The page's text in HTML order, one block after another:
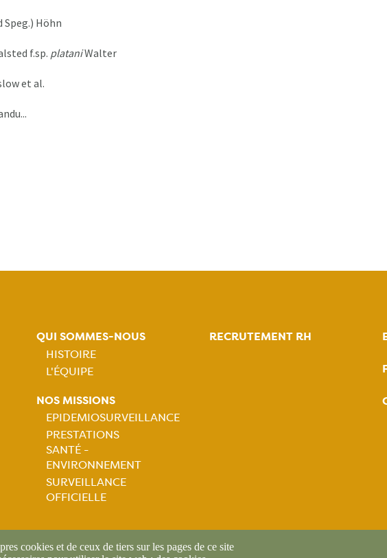
Speg.) Höhn
f.sp. plataniWalter
et al.
cookies et de ceux de tiers sur les pages de ce site
QUI SOMMES-NOUS
Navigation
principale
HISTOIRE
L'ÉQUIPE
NOS MISSIONS
Navigation
principale
EPIDEMIOSURVEILLANCE
PRESTATIONS
SANTÉ -
ENVIRONNEMENT
SURVEILLANCE
OFFICIELLE
RECRUTEMENT RH